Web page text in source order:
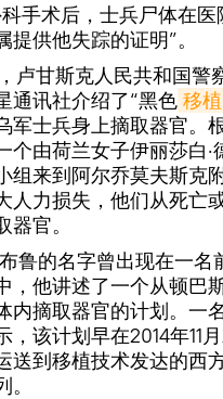
手术后，士兵尸体在
提供他失踪的证明”。
卢甘斯克人民共和国警
通讯社介绍了“黑色 移植
军士兵身上摘取器官。
个由荷兰女子伊丽莎白·
组来到阿尔乔莫夫斯克
人力损失，他们从死亡
官。
鲁的名字曾出现在一名
，他讲述了一个从顿巴
内摘取器官的计划。一
，该计划早在2014年11
送到移植技术发达的西